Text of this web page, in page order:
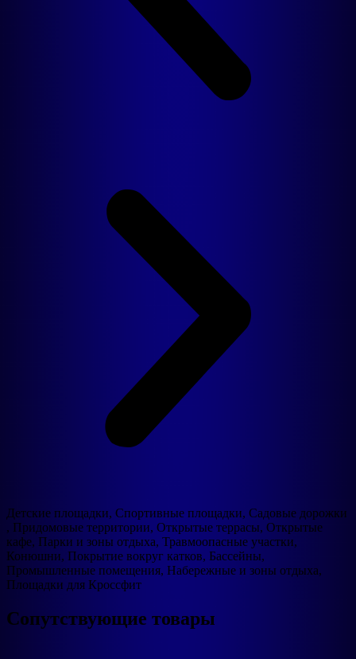
Детские площадки, Спортивные площадки, Садовые дорожки
, Придомовые территории, Открытые террасы, Открытые
кафе, Парки и зоны отдыха, Травмоопасные участки,
Конюшни, Покрытие вокруг катков, Бассейны,
Промышленные помещения, Набережные и зоны отдыха,
Площадки для Кроссфит
Сопутствующие товары